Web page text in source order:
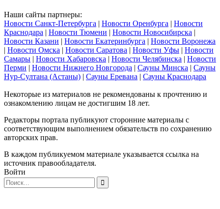
Наши сайты партнеры:
Новости Санкт-Петербурга | Новости Оренбурга | Новости
Краснодара | Новости Тюмени | Новости Новосибирска |
Новости Казани | Новости Екатеринбурга | Новости Воронежа
| Новости Омска | Новости Саратова | Новости Уфы | Новости
Самары | Новости Хабаровска | Новости Челябинска | Новости
Перми | Новости Нижнего Новгорода | Сауны Минска | Сауны
Нур-Султана (Астаны) | Сауны Еревана | Сауны Краснодара
Некоторые из материалов не рекомендованы к прочтению и
ознакомлению лицам не достигшим 18 лет.
Редакторы портала публикуют сторонние материалы с
соответствующим выполнением обязательств по сохранению
авторских прав.
В каждом публикуемом материале указывается ссылка на
источник правообладателя.
Войти